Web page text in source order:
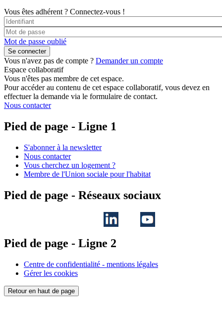
Vous êtes adhérent ? Connectez-vous !
Mot de passe oublié
Vous n'avez pas de compte ? Demander un compte
Espace collaboratif
Vous n'êtes pas membre de cet espace.
Pour accéder au contenu de cet espace collaboratif, vous devez en
effectuer la demande via le formulaire de contact.
Nous contacter
Pied de page - Ligne 1
S'abonner à la newsletter
Nous contacter
Vous cherchez un logement ?
Membre de l'Union sociale pour l'habitat
Pied de page - Réseaux sociaux
Pied de page - Ligne 2
Centre de confidentialité - mentions légales
Gérer les cookies
Retour en haut de page